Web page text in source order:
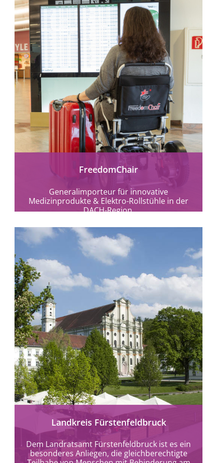
mehr erfahren
FreedomChair
Generalimporteur für innovative
Medizinprodukte & Elektro-Rollstühle in der
DACH-Region.
mehr erfahren
Landkreis Fürstenfeldbruck
Dem Landratsamt Fürstenfeldbruck ist es ein
besonderes Anliegen, die gleichberechtigte